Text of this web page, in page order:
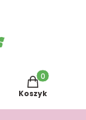
Produkty w
Koszyk